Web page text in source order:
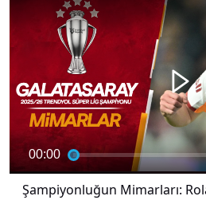
00:00
Şampiyonluğun Mimarları: